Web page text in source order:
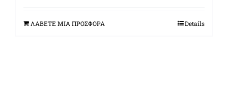
ΛΑΒΕΤΕ ΜΙΑ ΠΡΟΣΦΟΡΑ Details